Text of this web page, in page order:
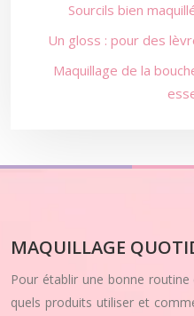
Sourcils bien
Un gloss : pour des
Maquillage de la
MAQUILLAGE
Pour établir une bonne
quels produits utiliser et